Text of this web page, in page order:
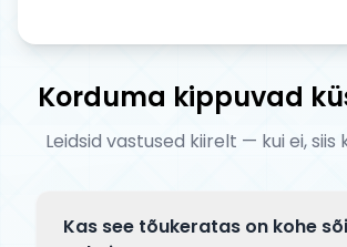
Korduma kippuvad
Leidsid vastused kiirelt — kui ei, siis
Kas see tõukeratas on kohe